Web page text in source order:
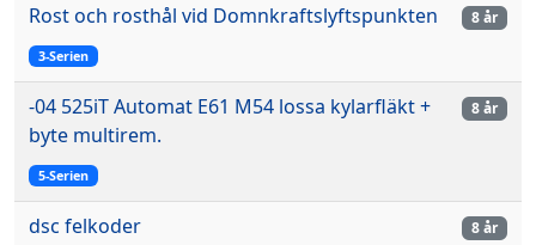
Rost och rosthål vid Domnkraftslyftspunkten
3-Serien
8 år
-04 525iT Automat E61 M54 lossa kylarfläkt +
byte multirem.
5-Serien
8 år
dsc felkoder 8 år